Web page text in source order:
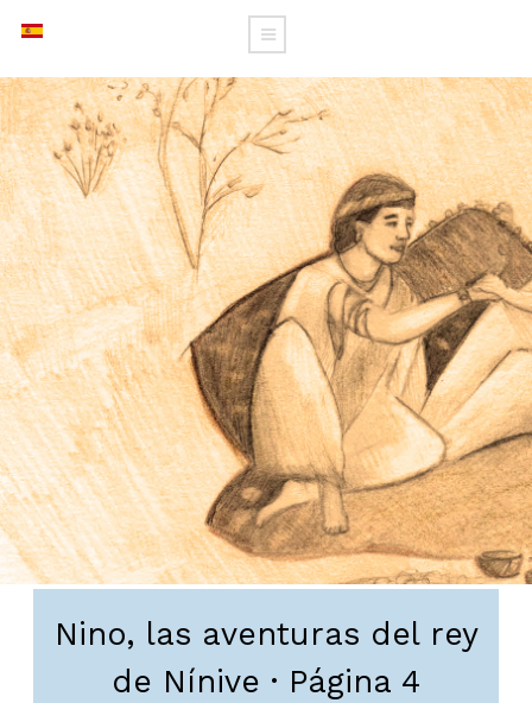
Nino, las aventuras del rey
de Nínive · Página 4